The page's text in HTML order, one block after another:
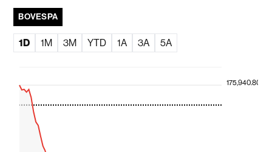
BOVESPA
1D 1M 3M YTD 1A 3A 5A
175,940.80